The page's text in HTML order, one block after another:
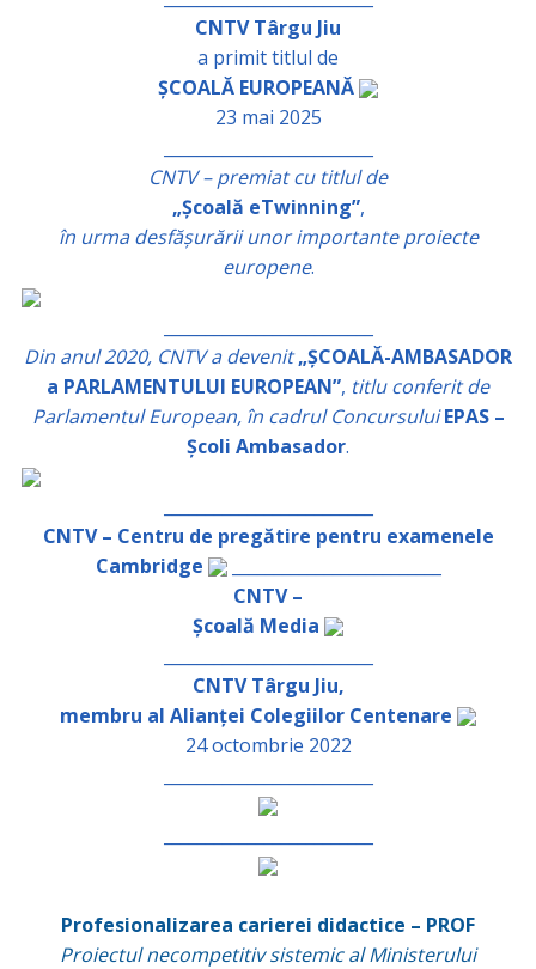
CNTV Târgu Jiu
a primit titlul de
ȘCOALĂ EUROPEANĂ
23 mai 2025
CNTV – premiat cu titlul de
„Școală eTwinning”,
în urma desfășurării unor importante proiecte
europene.
Din anul 2020, CNTV a devenit „ȘCOALĂ-AMBASADOR
a PARLAMENTULUI EUROPEAN”, titlu conferit de
Parlamentul European, în cadrul Concursului EPAS –
Școli Ambasador.
CNTV – Centru de pregătire pentru examenele
Cambridge
_________________________
CNTV –
Școală Media
CNTV Târgu Jiu,
membru al Alianței Colegiilor Centenare
24 octombrie 2022
Profesionalizarea carierei didactice – PROF
Proiectul necompetitiv sistemic al Ministerului